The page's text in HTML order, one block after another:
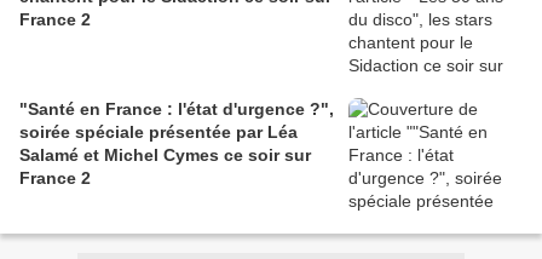
France 2
"Santé en France : l'état d'urgence ?",
soirée spéciale présentée par Léa
Salamé et Michel Cymes ce soir sur
France 2